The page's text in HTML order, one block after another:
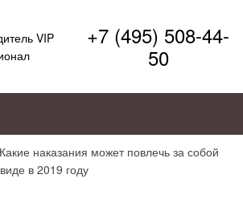
+7 (495) 508-44-
50
Какие наказания может повлечь за собой
в 2019 году